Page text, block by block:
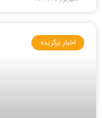
اخبار برگزیده